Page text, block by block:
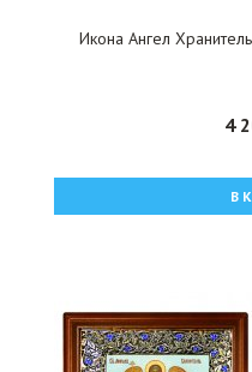
Икона Ангел
4
В